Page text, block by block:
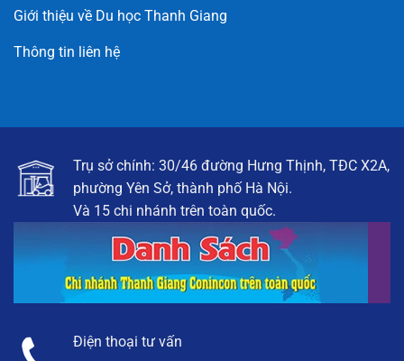
Giới thiệu về Du học Thanh Giang
Thông tin liên hệ
Trụ sở chính: 30/46 đường Hưng Thịnh, TĐC X2A,
phường Yên Sở, thành phố Hà Nội.
Và 15 chi nhánh trên toàn quốc.
Điện thoại tư vấn